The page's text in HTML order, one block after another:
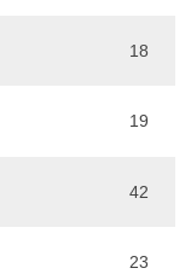
18
19
42
23